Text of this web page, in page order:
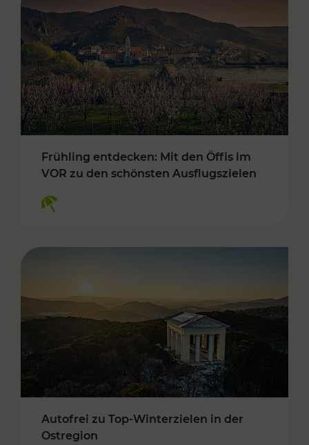
Frühling entdecken: Mit den Öffis im
VOR zu den schönsten Ausflugszielen
Autofrei zu Top-Winterzielen in der
Ostregion